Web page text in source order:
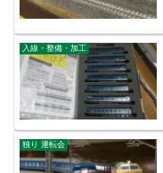
入線・整備・加工
独り 運転会